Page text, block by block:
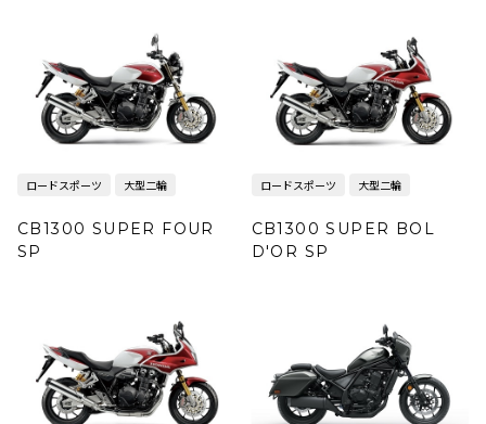
ロードスポーツ 大型二輪
CB1300 SUPER FOUR
SP
ロードスポーツ 大型二輪
CB1300 SUPER BOL
D'OR SP